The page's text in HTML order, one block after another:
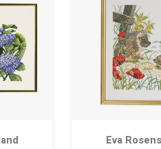
Eva